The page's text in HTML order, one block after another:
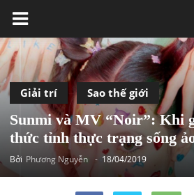
Giải trí Sao thế giới
Sunmi và MV “Noir”: Khi
thức tỉnh thực trạng sống
Bởi Phương Nguyễn - 18/04/2019